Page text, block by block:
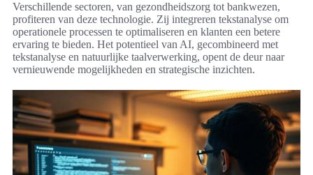
Verschillende sectoren, van gezondheidszorg tot bankwezen,
profiteren van deze technologie. Zij integreren tekstanalyse om
operationele processen te optimaliseren en klanten een betere
ervaring te bieden. Het potentieel van AI, gecombineerd met
tekstanalyse en natuurlijke taalverwerking, opent de deur naar
vernieuwende mogelijkheden en strategische inzichten.